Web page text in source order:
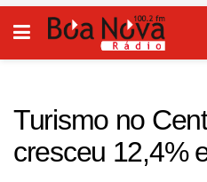
Turismo no
cresceu 12,4%